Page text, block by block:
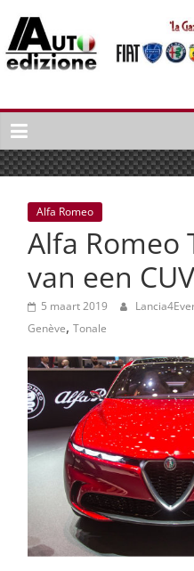
naar
inhoud
Auto
Edizione
La
Gazetta
dell'Automobile
Italiana
autonieuws
lifestyle
Alfa Romeo
Alfa Romeo
van een CUV
5 maart 2019
Genève, Tonale